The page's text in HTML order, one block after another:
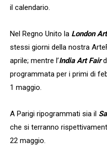
il calendario.
Nel Regno Unito la London
stessi giorni della nostra
aprile; mentre l’India Art Fair
programmata per i primi di
1 maggio.
A Parigi ripogrammati sia il
che si terranno
22 maggio.